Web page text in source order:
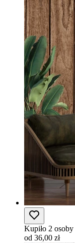
Kupiło 2 osoby
od 36,00 zł